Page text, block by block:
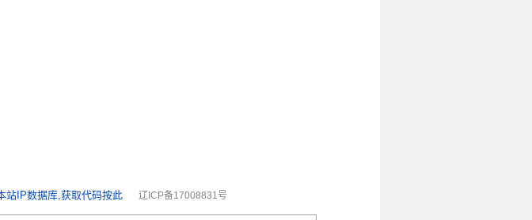
站IP数据库,获取代码按此 辽ICP备17008831号